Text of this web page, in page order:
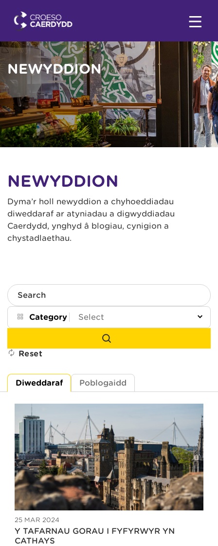
NEWYDDION
NEWYDDION
Dyma’r holl newyddion a chyhoeddiadau
diweddaraf ar atyniadau a digwyddiadau
Caerdydd, ynghyd â blogiau, cynigion a
chystadlaethau.
Search
Category
Reset
Diweddaraf Poblogaidd
25 MAR 2024
Y TAFARNAU GORAU I FYFYRWYR YN
CATHAYS